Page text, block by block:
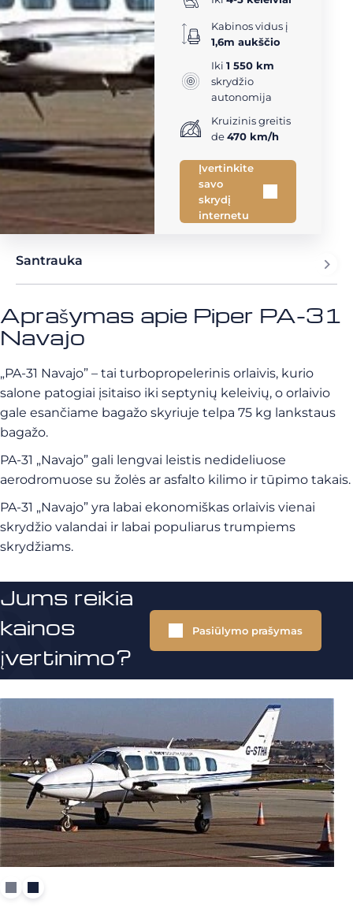
Kabinos vidus į
1,6m aukščio
Iki 1 550 km
skrydžio
autonomija
Kruizinis greitis
de470 km/h
Įvertinkite
savo
skrydį
internetu
Santrauka
Aprašymas apie Piper PA-31
Navajo
„PA-31 Navajo” – tai turbopropelerinis orlaivis, kurio
salone patogiai įsitaiso iki septynių keleivių, o orlaivio
gale esančiame bagažo skyriuje telpa 75 kg lankstaus
bagažo.
PA-31 „Navajo” gali lengvai leistis nedideliuose
aerodromuose su žolės ar asfalto kilimo ir tūpimo takais.
PA-31 „Navajo” yra labai ekonomiškas orlaivis vienai
skrydžio valandai ir labai populiarus trumpiems
skrydžiams.
Jums reikia
kainos
įvertinimo?
Pasiūlymo prašymas